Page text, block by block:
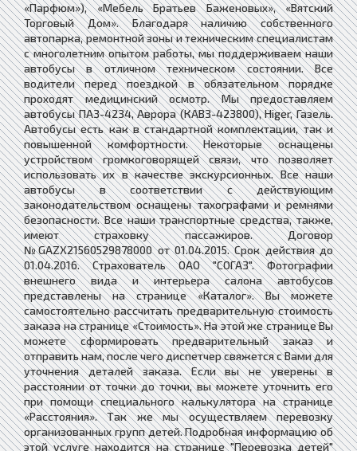
«Парфюм»), «Мебель Братьев Баженовых», «Вятский
Торговый Дом». Благодаря наличию собственного
автопарка, ремонтной зоны и техническим специалистам
с многолетним опытом работы, мы поддерживаем наши
автобусы в отличном техническом состоянии. Все
водители перед поездкой в обязательном порядке
проходят медицинский осмотр. Мы предоставляем
автобусы ПАЗ-4234, Аврора (КАВЗ-423800), Higer, Газель.
Автобусы есть как в стандартной комплектации, так и
повышенной комфортности. Некоторые оснащены
устройством громкоговорящей связи, что позволяет
использовать их в качестве экскурсионных. Все наши
автобусы в соответствии с действующим
законодательством оснащены тахографами и ремнями
безопасности. Все наши транспортные средства, также,
имеют страховку пассажиров. Договор
№GAZX21560529878000 от 01.04.2015. Срок действия до
01.04.2016. Страхователь ОАО "СОГАЗ". Фотографии
внешнего вида и интерьера салона автобусов
представлены на странице «Каталог». Вы можете
самостоятельно рассчитать предварительную стоимость
заказа на странице «Стоимость». На этой же странице Вы
можете сформировать предварительный заказ и
отправить нам, после чего диспетчер свяжется с Вами для
уточнения деталей заказа. Если вы не уверены в
расстоянии от точки до точки, вы можете уточнить его
при помощи специального калькулятора на странице
«Расстояния». Так же мы осуществляем перевозку
организованных групп детей. Подробная информацию об
этой услуге находится на странице "Перевозка детей"